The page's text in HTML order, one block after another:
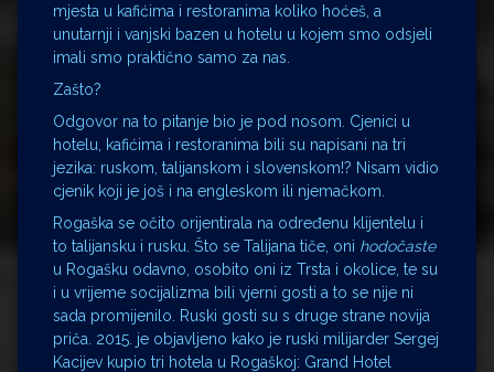
mjesta u kafićima i restoranima koliko hoćeš, a
unutarnji i vanjski bazen u hotelu u kojem smo odsjeli
imali smo praktično samo za nas.
Zašto?
Odgovor na to pitanje bio je pod nosom. Cjenici u
hotelu, kafićima i restoranima bili su napisani na tri
jezika: ruskom, talijanskom i slovenskom!? Nisam vidio
cjenik koji je još i na engleskom ili njemačkom.
Rogaška se očito orijentirala na određenu klijentelu i
to talijansku i rusku. Što se Talijana tiče, oni hodočaste
u Rogašku odavno, osobito oni iz Trsta i okolice, te su
i u vrijeme socijalizma bili vjerni gosti a to se nije ni
sada promijenilo. Ruski gosti su s druge strane novija
priča. 2015. je objavljeno kako je ruski milijarder Sergej
Kacijev kupio tri hotela u Rogaškoj: Grand Hotel